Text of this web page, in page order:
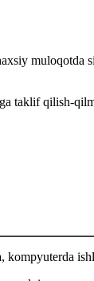
muloqotda
taklif qilish-
kompyuterda